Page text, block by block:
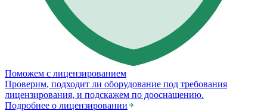
Поможем с лицензированием
Проверим, подходит ли оборудование под требования
лицензирования, и подскажем по дооснащению.
Подробнее о лицензировании